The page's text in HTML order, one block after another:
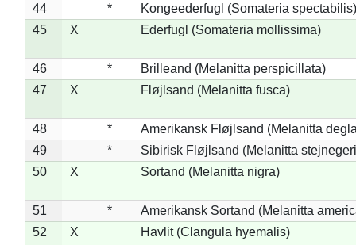
44
*
Kongeederfugl (Somateria spectabilis)
45
X Ederfugl (Somateria mollissima)
46 *
Brilleand (Melanitta perspicillata)
47
X Fløjlsand (Melanitta fusca)
48 *
Amerikansk Fløjlsand (Melanitta
49
*
Sibirisk Fløjlsand (Melanitta
50
X Sortand (Melanitta nigra)
51 *
Amerikansk Sortand (Melanitta
52
X Havlit (Clangula hyemalis)